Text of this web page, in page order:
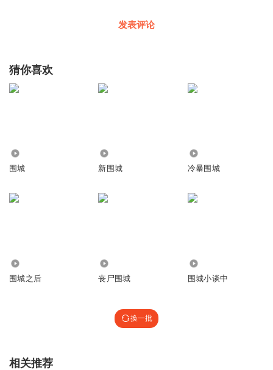
发表评论
猜你喜欢
围城 新围城 冷暴围城
围城之后 丧尸围城 围城小谈中
换一批
相关推荐